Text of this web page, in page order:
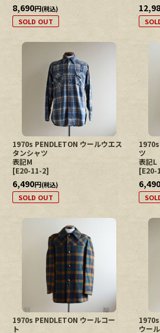
8,690円(税込)
SOLD OUT
1970s PENDLETON ウールウエス
タンシャツ
表記M
[E20-11-2]
6,490円(税込)
SOLD OUT
ツ
表記L
[E20-
6,490
1970s PENDLETON ウールコー
ト
1970s
ウー